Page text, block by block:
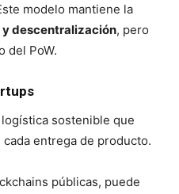
modelo mantiene la
descentralización, pero
del PoW.
sostenible que
entrega de producto.
públicas, puede